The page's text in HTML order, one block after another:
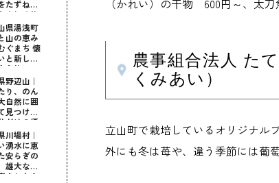
たずねて
を知る旅
県湯浅町
山の恵み
まち 懐
と新しい
う旅
野辺山｜
り、のん
自然に囲
見つけ
だけの優
分時間
川場村｜
湧水に恵
安らぎの
大な自
まれた心
（かれい）の干物 600円～、太
農事組合法人 た
くみあい）
立山町で栽培しているオリジナル
外にも冬は苺や、違う季節には葡